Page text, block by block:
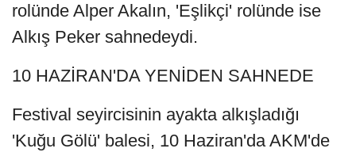
rolünde Alper Akalın, 'Eşlikçi' rolünde ise
Alkış Peker sahnedeydi.
10 HAZİRAN'DA YENİDEN SAHNEDE
Festival seyircisinin ayakta alkışladığı
'Kuğu Gölü' balesi, 10 Haziran'da AKM'de